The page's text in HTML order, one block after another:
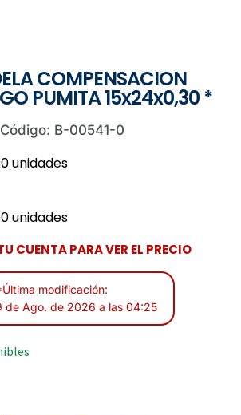
COMPENSACION
PUMITA 15x24x0,30 *
Código: B-00541-0
unidades
unidades
CUENTA PARA VER EL PRECIO
modificación:
de Ago. de 2026 a las 04:25